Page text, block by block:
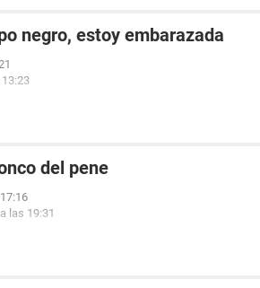
negro, estoy embarazada
del pene
las 19:31